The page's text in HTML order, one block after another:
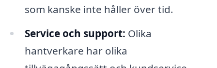
som kanske inte håller över tid.
Service och support: Olika
hantverkare har olika